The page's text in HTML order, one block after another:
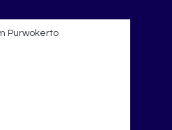
Purwokerto